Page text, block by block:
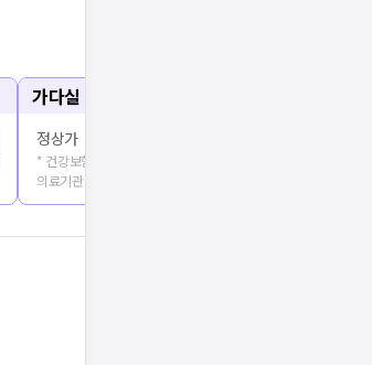
가다실
정상가
* 건강보험심사평가원에 공개된 진료비용을 출처로 합니다. 정확
의료기관에 문의해주세요.